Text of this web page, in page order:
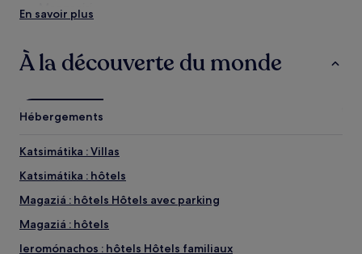
sont
susceptibles
Des
conditions
peuvent
Mongonisi
Basilique chrétienne d'Ayia Marina
Plage de Kaki Langada
En savoir plus
À la découverte du monde
Hébergements
Katsimátika : Villas
Katsimátika : hôtels
Magaziá : hôtels Hôtels avec parking
Magaziá : hôtels
Ieromónachos : hôtels Hôtels familiaux